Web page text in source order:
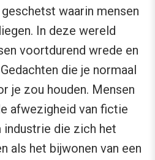
waarin mensen
In deze wereld
voortdurend wrede en
die je normaal
je zou houden. Mensen
afwezigheid van fictie
die zich het
als het bijwonen van een